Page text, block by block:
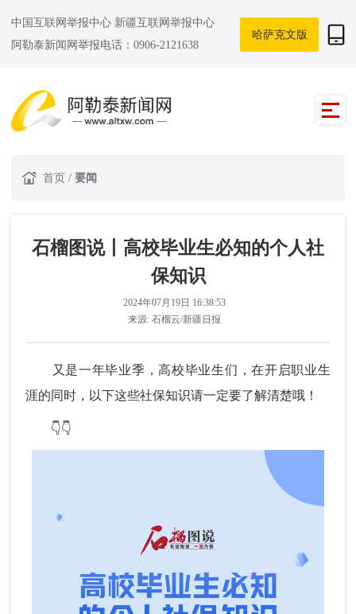
中国互联网举报中心 新疆互联网举报中心
阿勒泰新闻网举报电话：0906-2121638
哈萨克文版
首页 / 要闻
石榴图说丨高校毕业生必知的个人社
保知识
2024年07月19日 16:38:53
来源:石榴云/新疆日报
又是一年毕业季，高校毕业生们，在开启职业生
涯的同时，以下这些社保知识请一定要了解清楚哦！
👇👇